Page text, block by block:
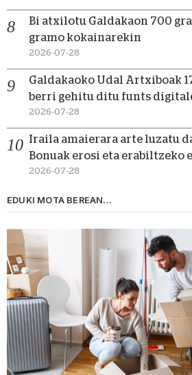
Bi atxilotu Galdakaon 700
gramo kokainarekin
2026-07-28
Galdakaoko Udal Artxiboak
berri gehitu ditu funts
2026-07-28
Iraila amaierara arte luzatu
Bonuak erosi eta erabiltzeko
2026-07-28
EDUKI MOTA BEREAN...